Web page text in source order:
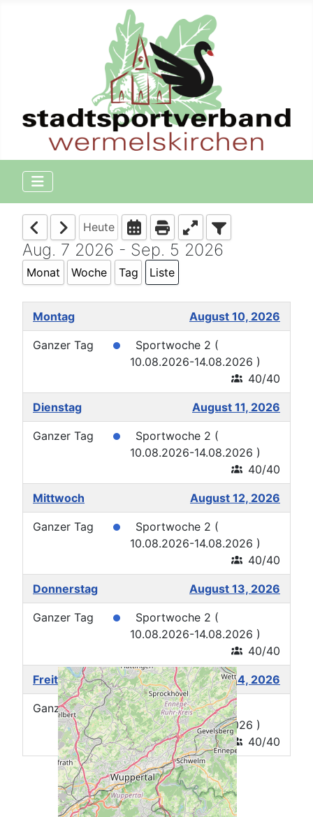
Heute
Aug. 7 2026 - Sep. 5 2026
Monat Woche Tag Liste
Montag August 10, 2026
Ganzer Tag
Sportwoche 2 (
10.08.2026-14.08.2026 )
40/40
Dienstag August 11, 2026
Ganzer Tag
Sportwoche 2 (
10.08.2026-14.08.2026 )
40/40
Mittwoch August 12, 2026
Ganzer Tag
Sportwoche 2 (
10.08.2026-14.08.2026 )
40/40
Donnerstag August 13, 2026
Ganzer Tag
Sportwoche 2 (
10.08.2026-14.08.2026 )
40/40
Freitag August 14, 2026
Ganzer Tag
Sportwoche 2 (
10.08.2026-14.08.2026 )
40/40